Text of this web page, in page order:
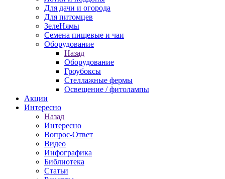
Для дачи и огорода
Для питомцев
ЗелеНямы
Семена пищевые и чаи
Оборудование
Назад
Оборудование
Гроубоксы
Стеллажные фермы
Освещение / фитолампы
Акции
Интересно
Назад
Интересно
Вопрос-Ответ
Видео
Инфографика
Библиотека
Статьи